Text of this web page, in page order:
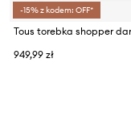
-15% z kodem: OFF*
949,99 zł